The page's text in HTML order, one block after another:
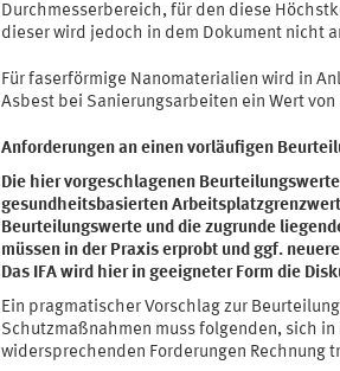
Durchmesserbereich, für den diese
dieser wird jedoch in dem Dokument nicht
Für faserförmige Nanomaterialien wird in
Asbest bei Sanierungsarbeiten ein Wert
Anforderungen an einen vorläufigen
Die hier vorgeschlagenen
gesundheitsbasierten
Beurteilungswerte und die zugrunde
müssen in der Praxis erprobt und ggf.
Das IFA wird hier in geeigneter Form die
Ein pragmatischer Vorschlag zur
Schutzmaßnahmen muss folgenden, sich in
widersprechenden Forderungen Rechnung